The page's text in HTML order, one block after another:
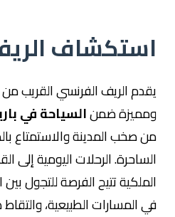
استكشاف
يقدم الريف الفرنسي القريب
ومميزة ضمنالسياحة في
من صخب المدينة والاستمتاع
الساحرة. الرحلات اليومية إلى
الملكية تتيح الفرصة للتجول
في المسارات الطبيعية،